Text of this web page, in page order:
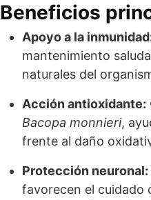
Beneficios
Apoyo a la
mantenimiento
naturales del
Acción antioxidante:
Bacopa monnieri,
frente al daño
Protección neuronal:
favorecen el cuidado